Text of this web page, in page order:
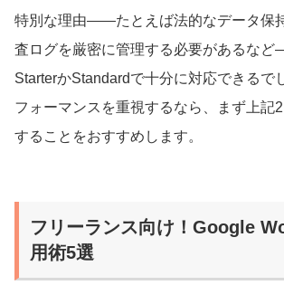
特別な理由——たとえば法的なデータ保
査ログを厳密に管理する必要があるなど
StarterかStandardで十分に対応できるで
フォーマンスを重視するなら、まず上記
することをおすすめします。
フリーランス向け！Google
用術5選